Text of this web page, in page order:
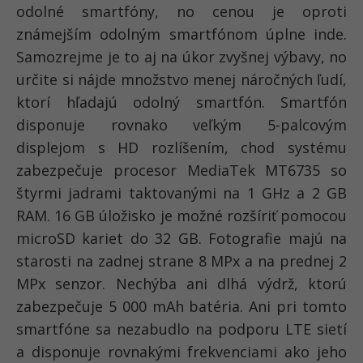
odolné smartfóny, no cenou je oproti
známejším odolným smartfónom úplne inde.
Samozrejme je to aj na úkor zvyšnej výbavy, no
určite si nájde množstvo menej náročných ľudí,
ktorí hľadajú odolný smartfón. Smartfón
disponuje rovnako veľkým 5-palcovým
displejom s HD rozlíšením, chod systému
zabezpečuje procesor MediaTek MT6735 so
štyrmi jadrami taktovanými na 1 GHz a 2 GB
RAM. 16 GB úložisko je možné rozšíriť pomocou
microSD kariet do 32 GB. Fotografie majú na
starosti na zadnej strane 8 MPx a na prednej 2
MPx senzor. Nechýba ani dlhá výdrž, ktorú
zabezpečuje 5 000 mAh batéria. Ani pri tomto
smartfóne sa nezabudlo na podporu LTE sietí
a disponuje rovnakými frekvenciami ako jeho